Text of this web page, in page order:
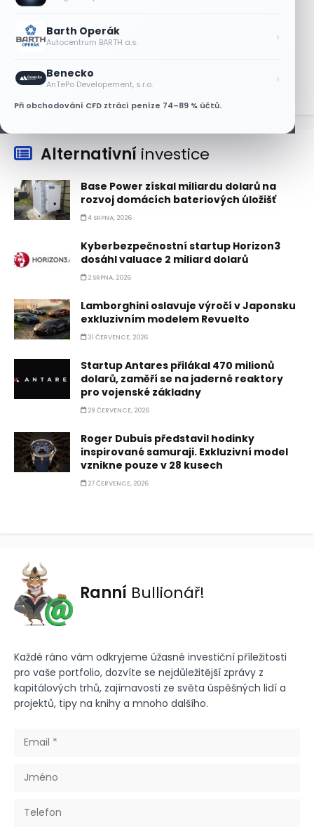
Barth Operák
Autocentrum BARTH a.s. ›
Benecko
AnTePo Developement, s.r.o. ›
Při obchodování CFD ztrácí peníze 74–89 % účtů.
Micron posílil o 7,6 % a zvýšil podíl na
trhu DRAM
Alternativní investice
Base Power získal miliardu dolarů na
rozvoj domácích bateriových úložišť
4 SRPNA, 2026
Kyberbezpečnostní startup Horizon3
dosáhl valuace 2 miliard dolarů
2 SRPNA, 2026
Lamborghini oslavuje výročí v Japonsku
exkluzivním modelem Revuelto
31 ČERVENCE, 2026
Startup Antares přilákal 470 milionů
dolarů, zaměří se na jaderné reaktory
pro vojenské základny
29 ČERVENCE, 2026
Roger Dubuis představil hodinky
inspirované samuraji. Exkluzivní model
vznikne pouze v 28 kusech
27 ČERVENCE, 2026
Ranní Bullionář!
Každé ráno vám odkryjeme úžasné investiční příležitosti
pro vaše portfolio, dozvíte se nejdůležitější zprávy z
kapitálových trhů, zajímavosti ze světa úspěšných lidí a
projektů, tipy na knihy a mnoho dalšího.